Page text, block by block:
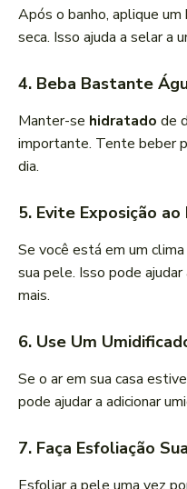
Após o banho, aplique
seca. Isso ajuda a selar a
4. Beba Bastante
Manter-se hidratado de
importante. Tente beber
dia.
5. Evite Exposição ao
Se você está em um
sua pele. Isso pode
mais.
6. Use Um
Se o ar em sua casa
pode ajudar a adicionar
7. Faça Esfoliação